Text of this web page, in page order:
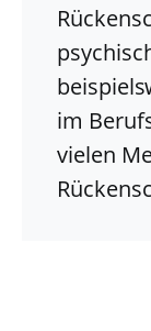
im
vielen